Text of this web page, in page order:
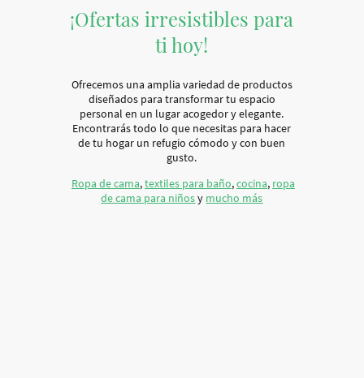
¡Ofertas irresistibles para
ti hoy!
Ofrecemos una amplia variedad de productos
diseñados para transformar tu espacio
personal en un lugar acogedor y elegante.
Encontrarás todo lo que necesitas para hacer
de tu hogar un refugio cómodo y con buen
gusto.
Ropa de cama,textiles para baño,cocina, ropa
de cama para niñosy mucho más